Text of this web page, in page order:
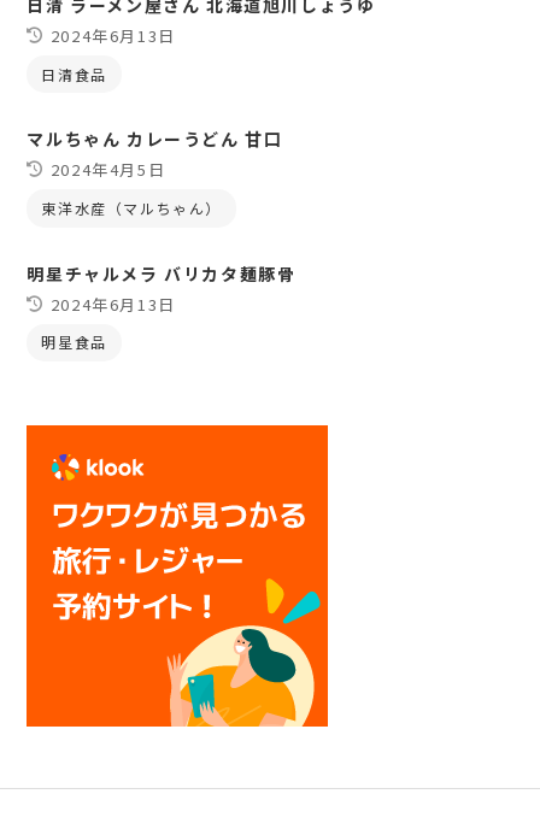
日清 ラーメン屋さん 北海道旭川しょうゆ
2024年6月13日
日清食品
マルちゃん カレーうどん 甘口
2024年4月5日
東洋水産（マルちゃん）
明星チャルメラ バリカタ麺豚骨
2024年6月13日
明星食品